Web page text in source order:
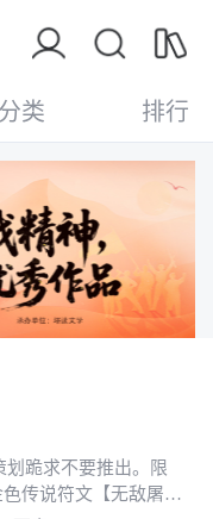
分类 排行
跪求不要推出。限
传说符文【无敌屠